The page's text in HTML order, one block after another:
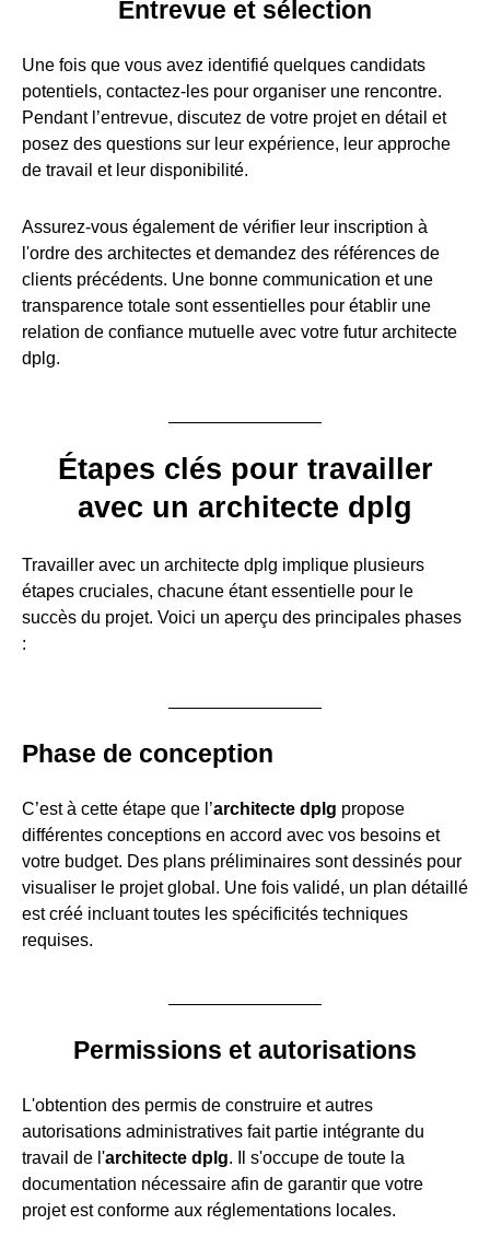
Entrevue et sélection
Une fois que vous avez identifié quelques candidats
potentiels, contactez-les pour organiser une rencontre.
Pendant l’entrevue, discutez de votre projet en détail et
posez des questions sur leur expérience, leur approche
de travail et leur disponibilité.
Assurez-vous également de vérifier leur inscription à
l'ordre des architectes et demandez des références de
clients précédents. Une bonne communication et une
transparence totale sont essentielles pour établir une
relation de confiance mutuelle avec votre futur architecte
dplg.
Étapes clés pour travailler
avec un architecte dplg
Travailler avec un architecte dplg implique plusieurs
étapes cruciales, chacune étant essentielle pour le
succès du projet. Voici un aperçu des principales phases
:
Phase de conception
C’est à cette étape que l’architecte dplg propose
différentes conceptions en accord avec vos besoins et
votre budget. Des plans préliminaires sont dessinés pour
visualiser le projet global. Une fois validé, un plan détaillé
est créé incluant toutes les spécificités techniques
requises.
Permissions et autorisations
L'obtention des permis de construire et autres
autorisations administratives fait partie intégrante du
travail de l'architecte dplg. Il s'occupe de toute la
documentation nécessaire afin de garantir que votre
projet est conforme aux réglementations locales.